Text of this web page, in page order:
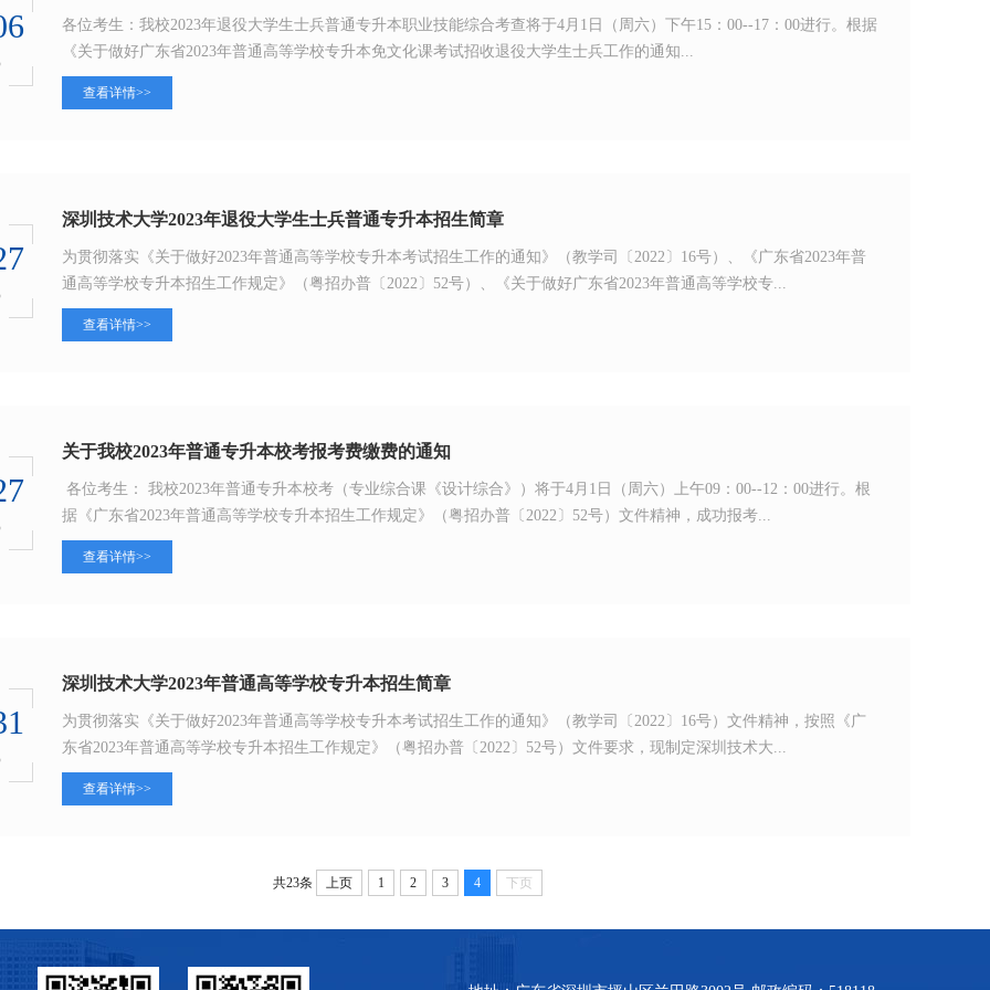
各位考生：‍‍‍​‍我校2023年退役大学生士兵普通专升本职业技能综合考查将于4月1日（周六）下午15：00--17：00进行。根据
《关于做好广东省2023年普通高等学校专升本免文化课考试招收退役大学生士兵工作的通知...
查看详情>>
深圳技术大学2023年退役大学生士兵普通专升本招生简章
为贯彻落实《关于做好2023年普通高等学校专升本考试招生工作的通知》（教学司〔2022〕16号）、《广东省2023年普
通高等学校专升本招生工作规定》（粤招办普〔2022〕52号）、《关于做好广东省2023年普通高等学校专...
查看详情>>
关于我校2023年普通专升本校考报考费缴费的通知
各位考生： 我校2023年普通专升本校考（专业综合课《设计综合》）将于4月1日（周六）上午09：00--12：00进行。根
据《广东省2023年普通高等学校专升本招生工作规定》（粤招办普〔2022〕52号）文件精神，成功报考...
查看详情>>
深圳技术大学2023年普通高等学校专升本招生简章
为贯彻落实《关于做好2023年普通高等学校专升本考试招生工作的通知》（教学司〔2022〕16号）文件精神，按照《广
东省2023年普通高等学校专升本招生工作规定》（粤招办普〔2022〕52号）文件要求，现制定深圳技术大...
查看详情>>
共23条 上页 1 2 3 4 下页